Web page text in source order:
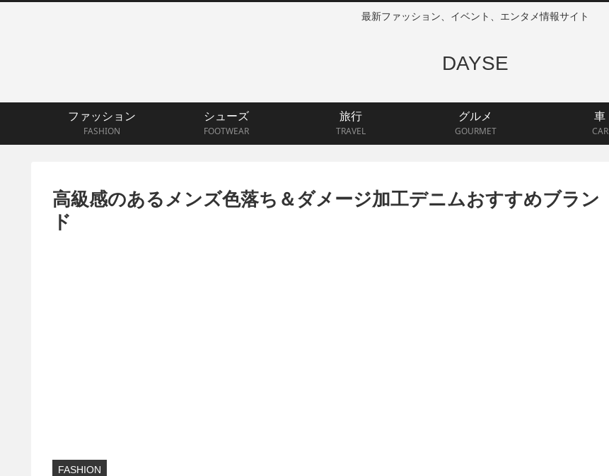
最新ファッション、イベント、エンタメ情報サイト
DAYSE
ファッション
FASHION
シューズ
FOOTWEAR
旅行
TRAVEL
グルメ
GOURMET
車
CAR
高級感のあるメンズ色落ち＆ダメージ加工デニムおすすめブラン
ド
FASHION